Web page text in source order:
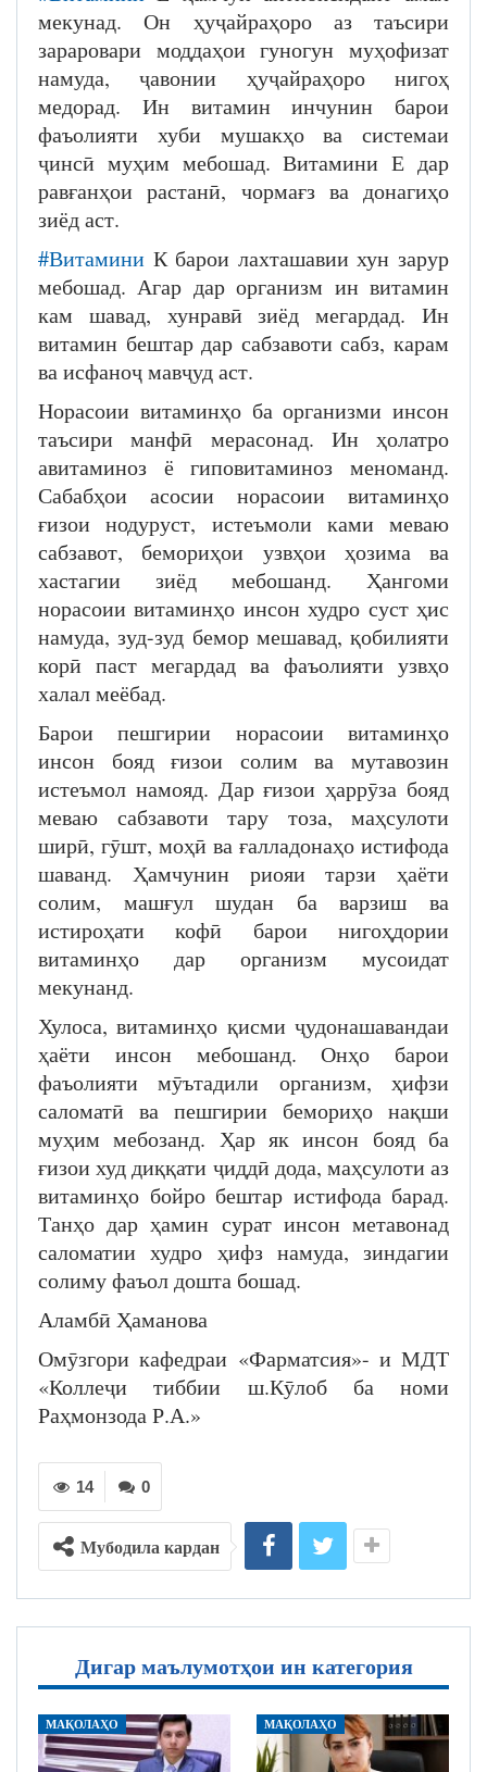
мекунад. Он ҳуҷайраҳоро аз таъсири
зараровари моддаҳои гуногун муҳофизат
намуда, ҷавонии ҳуҷайраҳоро нигоҳ
медорад. Ин витамин инчунин барои
фаъолияти хуби мушакҳо ва системаи
ҷинсӣ муҳим мебошад. Витамини Е дар
равғанҳои растанӣ, чормағз ва донагиҳо
зиёд аст.
#Витамини К барои лахташавии хун зарур
мебошад. Агар дар организм ин витамин
кам шавад, хунравӣ зиёд мегардад. Ин
витамин бештар дар сабзавоти сабз, карам
ва исфаноҷ мавҷуд аст.
Норасоии витаминҳо ба организми инсон
таъсири манфӣ мерасонад. Ин ҳолатро
авитаминоз ё гиповитаминоз меноманд.
Сабабҳои асосии норасоии витаминҳо
ғизои нодуруст, истеъмоли ками меваю
сабзавот, бемориҳои узвҳои ҳозима ва
хастагии зиёд мебошанд. Ҳангоми
норасоии витаминҳо инсон худро суст ҳис
намуда, зуд-зуд бемор мешавад, қобилияти
корӣ паст мегардад ва фаъолияти узвҳо
халал меёбад.
Барои пешгирии норасоии витаминҳо
инсон бояд ғизои солим ва мутавозин
истеъмол намояд. Дар ғизои ҳаррӯза бояд
меваю сабзавоти тару тоза, маҳсулоти
ширӣ, гӯшт, моҳӣ ва ғалладонаҳо истифода
шаванд. Ҳамчунин риояи тарзи ҳаёти
солим, машғул шудан ба варзиш ва
истироҳати кофӣ барои нигоҳдории
витаминҳо дар организм мусоидат
мекунанд.
Хулоса, витаминҳо қисми ҷудонашавандаи
ҳаёти инсон мебошанд. Онҳо барои
фаъолияти мӯътадили организм, ҳифзи
саломатӣ ва пешгирии бемориҳо нақши
муҳим мебозанд. Ҳар як инсон бояд ба
ғизои худ диққати ҷиддӣ дода, маҳсулоти аз
витаминҳо бойро бештар истифода барад.
Танҳо дар ҳамин сурат инсон метавонад
саломатии худро ҳифз намуда, зиндагии
солиму фаъол дошта бошад.
Аламбӣ Ҳаманова
Омӯзгори кафедраи «Фарматсия»- и МДТ
«Коллеҷи тиббии ш.Кӯлоб ба номи
Раҳмонзода Р.А.»
0
14
Мубодила кардан
Дигар маълумотҳои ин категория
МАҚОЛАҲО МАҚОЛАҲО